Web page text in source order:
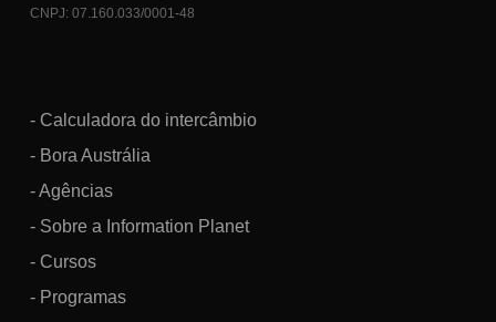
CNPJ: 07.160.033/0001-48
- Calculadora do intercâmbio
- Bora Austrália
- Agências
- Sobre a Information Planet
- Cursos
- Programas